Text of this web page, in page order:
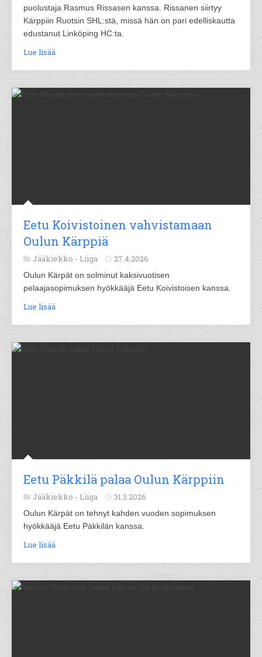
puolustaja Rasmus Rissasen kanssa. Rissanen siirtyy
Kärppiin Ruotsin SHL:stä, missä hän on pari edelliskautta
edustanut Linköping HC:ta.
Lue lisää
Eetu Koivistoinen vahvistamaan
Oulun Kärppiä
Jääkiekko - Liiga 27.4.2026
Oulun Kärpät on solminut kaksivuotisen
pelaajasopimuksen hyökkääjä Eetu Koivistoisen kanssa.
Lue lisää
Eetu Päkkilä palaa Oulun Kärppiin
Jääkiekko - Liiga 31.3.2026
Oulun Kärpät on tehnyt kahden vuoden sopimuksen
hyökkääjä Eetu Päkkilän kanssa.
Lue lisää